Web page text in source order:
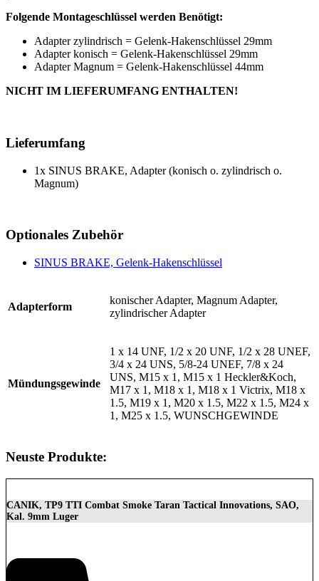
Folgende Montageschlüssel werden Benötigt:
Adapter zylindrisch = Gelenk-Hakenschlüssel 29mm
Adapter konisch = Gelenk-Hakenschlüssel 29mm
Adapter Magnum = Gelenk-Hakenschlüssel 44mm
NICHT IM LIEFERUMFANG ENTHALTEN!
Lieferumfang
1x SINUS BRAKE, Adapter (konisch o. zylindrisch o.
Magnum)
Optionales Zubehör
SINUS BRAKE, Gelenk-Hakenschlüssel
Adapterform
konischer Adapter, Magnum Adapter,
zylindrischer Adapter
Mündungsgewinde
1 x 14 UNF, 1/2 x 20 UNF, 1/2 x 28 UNEF,
3/4 x 24 UNS, 5/8-24 UNEF, 7/8 x 24
UNS, M15 x 1, M15 x 1 Heckler&Koch,
M17 x 1, M18 x 1, M18 x 1 Victrix, M18 x
1.5, M19 x 1, M20 x 1.5, M22 x 1.5, M24 x
1, M25 x 1.5, WUNSCHGEWINDE
Neuste Produkte:
CANIK, TP9 TTI Combat Smoke Taran Tactical Innovations, SAO,
Kal. 9mm Luger